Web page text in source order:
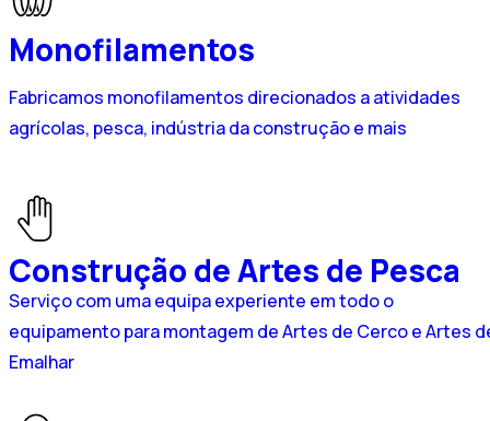
Monofilamentos
Fabricamos monofilamentos direcionados a atividades
agrícolas, pesca, indústria da construção e mais
Construção de Artes de Pesca​
Serviço com uma equipa experiente em todo o
equipamento para montagem de Artes de Cerco e Artes
Emalhar